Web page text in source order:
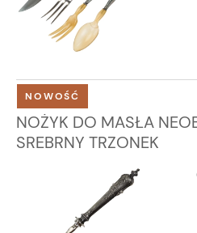
NOŻYK DO MASŁA
SREBRNY TRZONEK
NOWOŚĆ